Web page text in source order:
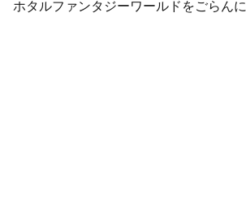
ホタルファンタジーワールドをごらん